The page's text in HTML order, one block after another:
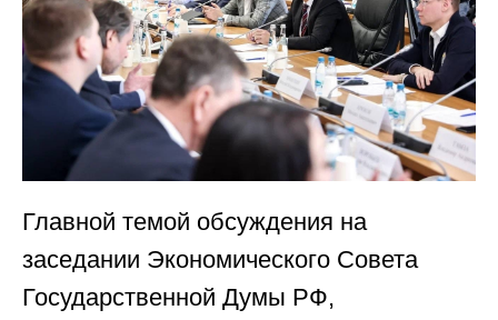
Главной темой обсуждения на
заседании Экономического Совета
Государственной Думы РФ,